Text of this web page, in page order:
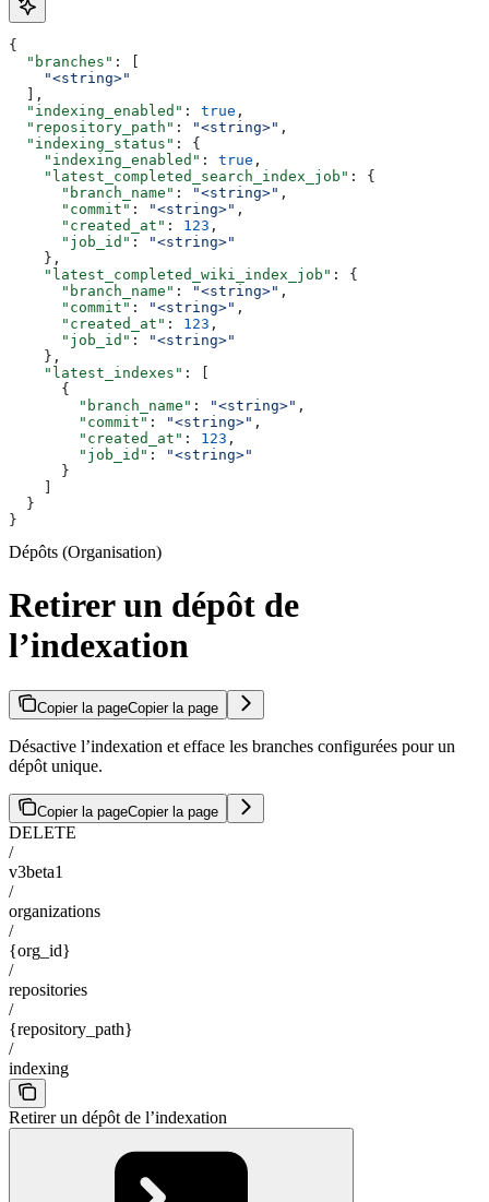
{
  "branches"
: [
    "<string>"
  ],
  "indexing_enabled"
: true ,
  "repository_path"
: "<string>" ,
  "indexing_status"
: {
    "indexing_enabled"
: true ,
    "latest_completed_search_index_job"
: {
      "branch_name"
: "<string>" ,
      "commit"
: "<string>" ,
      "created_at"
: 123 ,
      "job_id"
:
"<string>"
    },
    "latest_completed_wiki_index_job"
: {
      "branch_name"
: "<string>" ,
      "commit"
: "<string>" ,
      "created_at"
: 123 ,
      "job_id"
:
"<string>"
    },
    "latest_indexes"
: [
      {
        "branch_name"
: "<string>" ,
        "commit"
: "<string>" ,
        "created_at"
: 123 ,
        "job_id"
:
"<string>"
      }
  }
}
Dépôts (Organisation)
Retirer un dépôt de
l’indexation
Copier la pageCopier la page
Désactive l’indexation et efface les branches configurées pour un
dépôt unique.
Copier la pageCopier la page
DELETE
/
v3beta1
/
organizations
/
{org_id}
/
repositories
/
{repository_path}
/
indexing
Retirer un dépôt de l’indexation